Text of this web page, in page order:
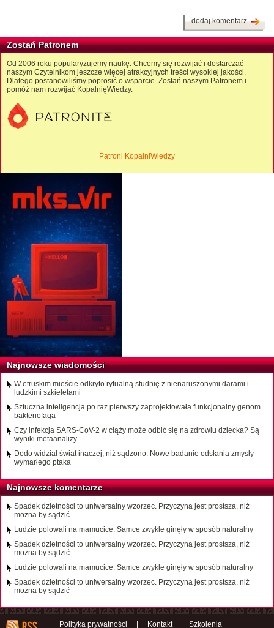
dodaj komentarz
Zostań Patronem
Od 2006 roku popularyzujemy naukę. Chcemy się rozwijać i dostarczać
naszym Czytelnikom jeszcze więcej atrakcyjnych treści wysokiej jakości.
Dlatego postanowiliśmy poprosić o wsparcie. Zostań naszym Patronem i
pomóż nam rozwijać KopalnięWiedzy.
Patroni KopalniWiedzy
Najnowsze wiadomości
W etruskim mieście odkryto rytualną studnię z nienaruszonymi darami i
ludzkimi szkieletami
Sztuczna inteligencja po raz pierwszy zaprojektowała funkcjonalny genom
bakteriofaga
Czy infekcja SARS-CoV-2 w ciąży może odbić się na zdrowiu dziecka? Są
wyniki metaanalizy
Dodo widział świat inaczej, niż sądzono. Nowe badanie odsłania zmysły
wymarłego ptaka
Najnowsze komentarze
Spadek dzietności to uniwersalny wzorzec. Przyczyna jest prostsza, niż
można by sądzić
Ludzie polowali na mamucice. Samce zwykle ginęły w sposób naturalny
Spadek dzietności to uniwersalny wzorzec. Przyczyna jest prostsza, niż
można by sądzić
Ludzie polowali na mamucice. Samce zwykle ginęły w sposób naturalny
Spadek dzietności to uniwersalny wzorzec. Przyczyna jest prostsza, niż
można by sądzić
Polityka prywatności Kontakt Szkolenia